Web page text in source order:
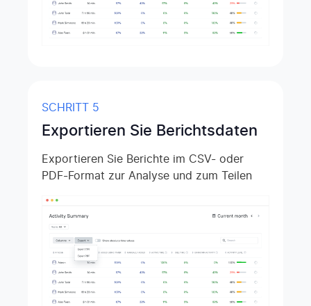
SCHRITT 5
Exportieren Sie Berichtsdaten
Exportieren Sie Berichte im CSV- oder
PDF-Format zur Analyse und zum Teilen